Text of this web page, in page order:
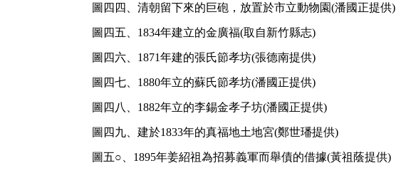
圖四四、清朝留下來的巨砲，放置於市立動物園(潘國正提供)
圖四五、1834年建立的金廣福(取自新竹縣志)
圖四六、1871年建的張氏節孝坊(張德南提供)
圖四七、1880年立的蘇氏節孝坊(潘國正提供)
圖四八、1882年立的李錫金孝子坊(潘國正提供)
圖四九、建於1833年的真福地土地宮(鄭世璠提供)
圖五○、1895年姜紹祖為招募義軍而舉債的借據(黃祖蔭提供)